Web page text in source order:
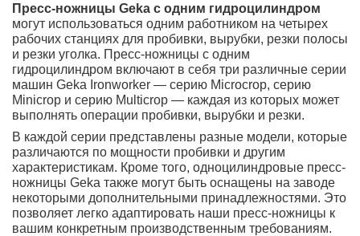
Пресс-ножницы Geka с одним гидроцилиндром
могут использоваться одним работником на четырех
рабочих станциях для пробивки, вырубки, резки полосы
и резки уголка. Пресс-ножницы с одним
гидроцилиндром включают в себя три различные серии
машин Geka Ironworker — серию Microcrop, серию
Minicrop и серию Multicrop — каждая из которых может
выполнять операции пробивки, вырубки и резки.
В каждой серии представлены разные модели, которые
различаются по мощности пробивки и другим
характеристикам. Кроме того, одноцилиндровые пресс-
ножницы Geka также могут быть оснащены на заводе
некоторыми дополнительными принадлежностями. Это
позволяет легко адаптировать наши пресс-ножницы к
вашим конкретным производственным требованиям.